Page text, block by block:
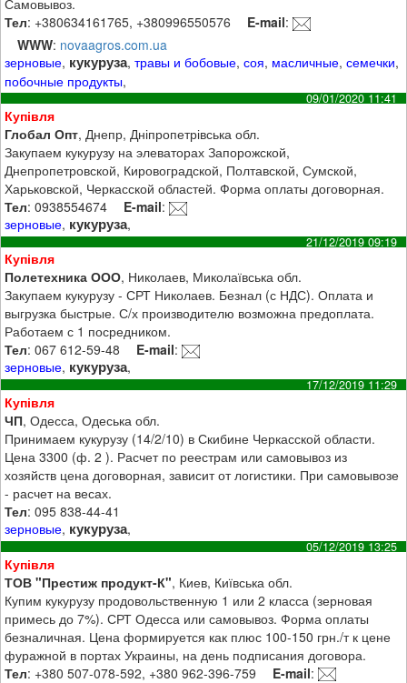
Самовывоз.
Тел: +380634161765, +380996550576 E-mail:
WWW: novaagros.com.ua
зерновые, кукуруза,травы и бобовые,соя, масличные,семечки,
побочные продукты,
09/01/2020 11:41
Купівля
Глобал Опт, Днепр, Дніпропетрівська обл.
Закупаем кукурузу на элеваторах Запорожской,
Днепропетровской, Кировоградской, Полтавской, Сумской,
Харьковской, Черкасской областей. Форма оплаты договорная.
Тел: 0938554674 E-mail:
зерновые, кукуруза,
21/12/2019 09:19
Купівля
Полетехника ООО, Николаев, Миколаївська обл.
Закупаем кукурузу - СРТ Николаев. Безнал (с НДС). Оплата и
выгрузка быстрые. С/х производителю возможна предоплата.
Работаем с 1 посредником.
Тел: 067 612-59-48 E-mail:
зерновые, кукуруза,
17/12/2019 11:29
Купівля
ЧП, Одесса, Одеська обл.
Принимаем кукурузу (14/2/10) в Скибине Черкасской области.
Цена 3300 (ф. 2 ). Расчет по реестрам или самовывоз из
хозяйств цена договорная, зависит от логистики. При самовывозе
- расчет на весах.
Тел: 095 838-44-41
зерновые, кукуруза,
05/12/2019 13:25
Купівля
ТОВ "Престиж продукт-К", Киев, Київська обл.
Купим кукурузу продовольственную 1 или 2 класса (зерновая
примесь до 7%). СРТ Одесса или самовывоз. Форма оплаты
безналичная. Цена формируется как плюс 100-150 грн./т к цене
фуражной в портах Украины, на день подписания договора.
Тел: +380 507-078-592, +380 962-396-759 E-mail: